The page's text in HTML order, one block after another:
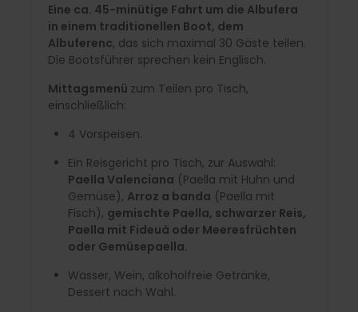
Eine ca. 45-minütige Fahrt um die Albufera
in einem traditionellen Boot, dem
Albuferenc, das sich maximal 30 Gäste teilen.
Die Bootsführer sprechen kein Englisch.
Mittagsmenü zum Teilen pro Tisch,
einschließlich:
4 Vorspeisen.
Ein Reisgericht pro Tisch, zur Auswahl:
Paella Valenciana (Paella mit Huhn und
Gemüse), Arroz a banda (Paella mit
Fisch), gemischte Paella, schwarzer Reis,
Paella mit Fideuà oder Meeresfrüchten
oder Gemüsepaella.
Wasser, Wein, alkoholfreie Getränke,
Dessert nach Wahl.